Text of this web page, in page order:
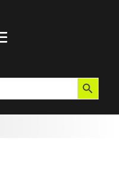
Botón de búsqueda